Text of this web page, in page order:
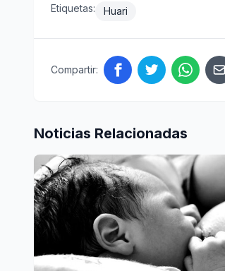
Etiquetas: Huari
Compartir:
Noticias Relacionadas